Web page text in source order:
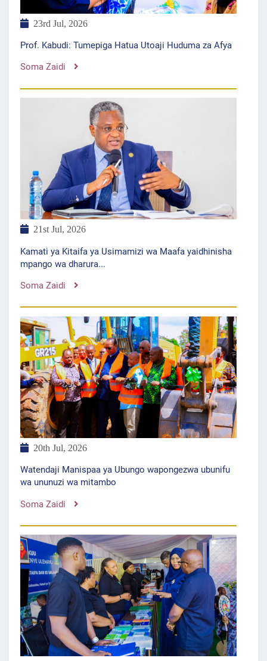
23rd Jul, 2026
Prof. Kabudi: Tumepiga Hatua Utoaji Huduma za Afya
Soma Zaidi
21st Jul, 2026
Kamati ya Kitaifa ya Usimamizi wa Maafa yaidhinisha
mpango wa dharura...
Soma Zaidi
20th Jul, 2026
Watendaji Manispaa ya Ubungo wapongezwa ubunifu
wa ununuzi wa mitambo
Soma Zaidi